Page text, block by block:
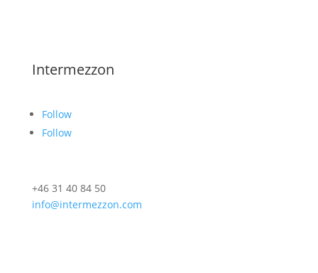
Intermezzon
Follow
Follow
+46 31 40 84 50
info@intermezzon.com